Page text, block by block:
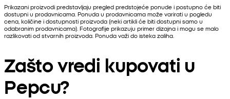
Prikazani proizvodi predstavljaju pregled predstojeće ponude i postupno će biti
dostupni u prodavnicama. Ponuda u prodavnicama može varirati u pogledu
cena, količine i dostupnosti proizvoda (neki artikli će biti dostupni samo u
odabranim prodavnicama). Fotografije prikazuju primer dizajna i mogu se malo
razlikovati od stvarnih proizvoda. Ponuda važi do isteka zaliha.
Zašto vredi kupovati u
Pepcu?